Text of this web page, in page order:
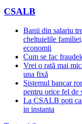
CSALB
Banii din salariu
cheltuielile
economii
Cum se fac
Vrei o rată mai
una fixă
Sistemul bancar
pentru orice fel de
La CSALB poti
in instanta